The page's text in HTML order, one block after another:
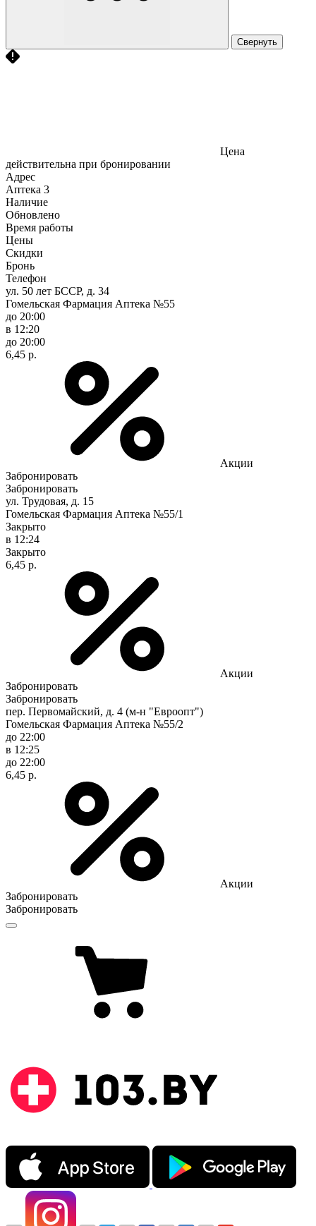
Свернуть
Цена
действительна при бронировании
Адрес
Аптека 3
Наличие
Обновлено
Время работы
Цены
Скидки
Бронь
Телефон
ул. 50 лет БССР, д. 34
Гомельская Фармация Аптека №55
до 20:00
в 12:20
до 20:00
6,45 р.
Акции
Забронировать
Забронировать
ул. Трудовая, д. 15
Гомельская Фармация Аптека №55/1
Закрыто
в 12:24
Закрыто
6,45 р.
Акции
Забронировать
Забронировать
пер. Первомайский, д. 4 (м-н "Евроопт")
Гомельская Фармация Аптека №55/2
до 22:00
в 12:25
до 22:00
6,45 р.
Акции
Забронировать
Забронировать